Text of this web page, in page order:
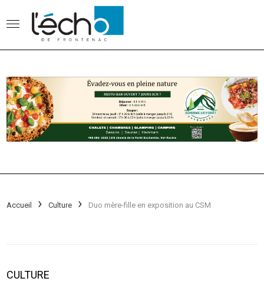
Accueil Culture Duo mère-fille en exposition au CSM
CULTURE